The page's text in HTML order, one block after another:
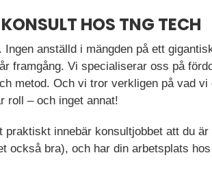
HOS TNG TECH
anställd i mängden på ett
framgång. Vi specialiserar oss på
metod. Och vi tror verkligen på vad
roll – och inget annat!
praktiskt innebär konsultjobbet att du
också bra), och har din arbetsplats